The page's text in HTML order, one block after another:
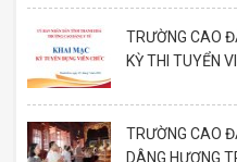
TRƯỜNG CAO
KỲ THI TUYỂN
TRƯỜNG CAO
DÂNG HƯƠNG